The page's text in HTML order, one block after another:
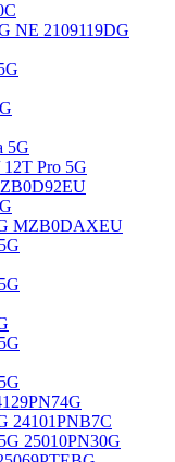
NE 2109119DG
5G
Pro 5G
MZB0DAXEU
24101PNB7C
25010PN30G